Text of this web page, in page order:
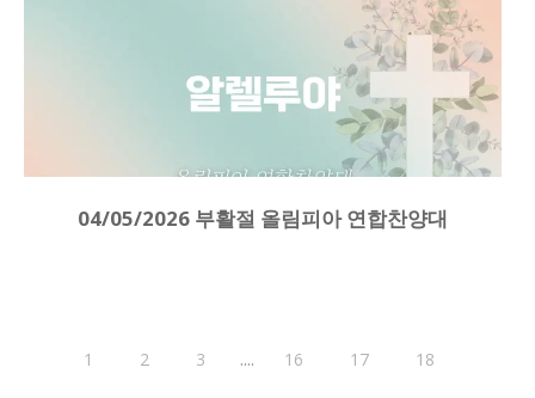
04/05/2026 부활절 올림피아 연합찬양대
1 2 3 .... 16 17 18